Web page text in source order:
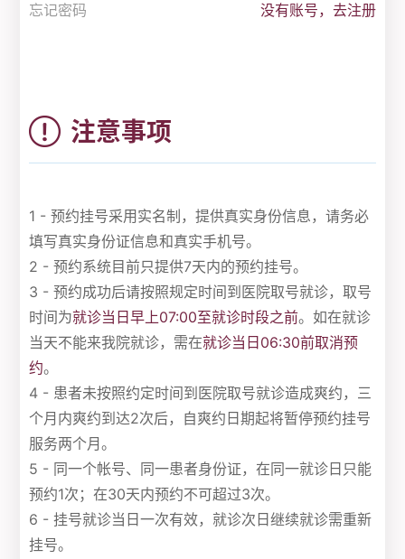
忘记密码 没有账号，去注册
注意事项
1 - 预约挂号采用实名制，提供真实身份信息，请务必
填写真实身份证信息和真实手机号。
2 - 预约系统目前只提供7天内的预约挂号。
3 - 预约成功后请按照规定时间到医院取号就诊，取号
时间为就诊当日早上07:00至就诊时段之前。如在就诊
当天不能来我院就诊，需在就诊当日06:30前取消预
约。
4 - 患者未按照约定时间到医院取号就诊造成爽约，三
个月内爽约到达2次后，自爽约日期起将暂停预约挂号
服务两个月。
5 - 同一个帐号、同一患者身份证，在同一就诊日只能
预约1次；在30天内预约不可超过3次。
6 - 挂号就诊当日一次有效，就诊次日继续就诊需重新
挂号。